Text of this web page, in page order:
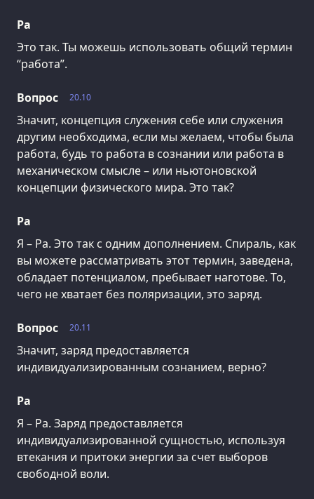
Ра
Это так. Ты можешь использовать общий термин
“работа”.
20.10
Вопрос
Значит, концепция служения себе или служения
другим необходима, если мы желаем, чтобы была
работа, будь то работа в сознании или работа в
механическом смысле – или ньютоновской
концепции физического мира. Это так?
Ра
Я – Ра. Это так с одним дополнением. Спираль, как
вы можете рассматривать этот термин, заведена,
обладает потенциалом, пребывает наготове. То,
чего не хватает без поляризации, это заряд.
20.11
Вопрос
Значит, заряд предоставляется
индивидуализированным сознанием, верно?
Ра
Я – Ра. Заряд предоставляется
индивидуализированной сущностью, используя
втекания и притоки энергии за счет выборов
свободной воли.